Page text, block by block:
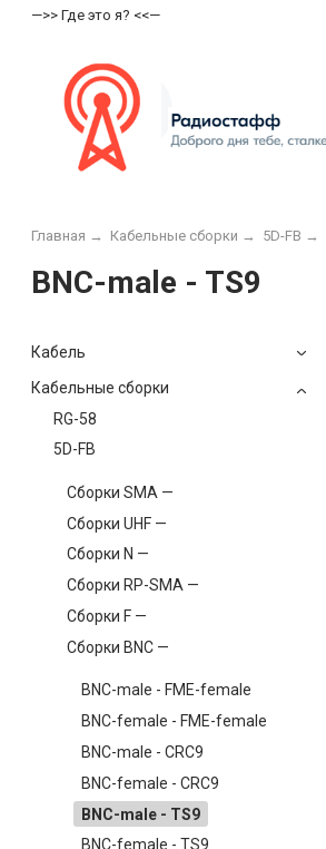
—>> Где это я? <<—
Главная → Кабельные сборки → 5D-FB →
BNC-male - TS9
Кабель
Кабельные сборки
RG-58
5D-FB
Сборки SMA —
Сборки UHF —
Сборки N —
Сборки RP-SMA —
Сборки F —
Сборки BNC —
BNC-male - FME-female
BNC-female - FME-female
BNC-male - CRC9
BNC-female - CRC9
BNC-male - TS9
BNC-female - TS9